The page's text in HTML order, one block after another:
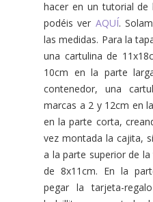
hacer en un tutorial de
podéis ver AQUÍ.
las medidas. Para la
una cartulina de
10cm en la parte
contenedor, una
marcas a 2 y 12cm en
en la parte corta,
vez montada la cajita,
a la parte superior de
de 8x11cm. En la
pegar la tarjeta-